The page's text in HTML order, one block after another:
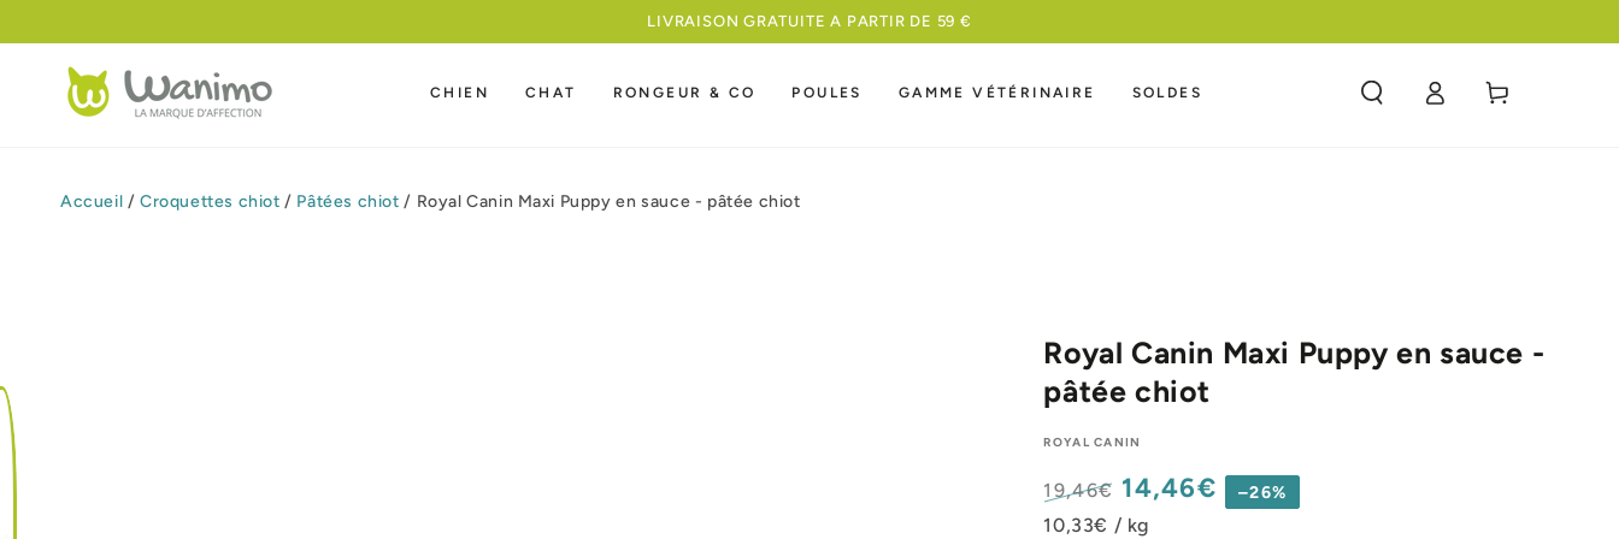
CHIEN CHAT RONGEUR & CO POULES GAMME VÉTÉRINAIRE SOLDES Connexion Panier
Accueil / Croquettes chiot / Pâtées chiot / Royal Canin Maxi Puppy en sauce - pâtée chiot
Royal Canin Maxi Puppy en sauce -
pâtée chiot
ROYAL CANIN
Prix
19,46€
Prix
14,46€ –26%
10,33€ / kg